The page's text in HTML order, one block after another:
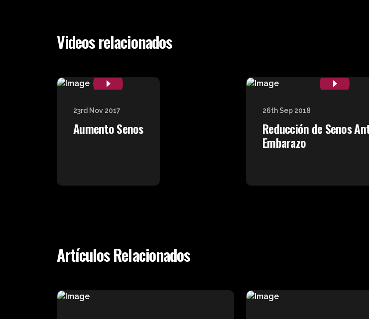
Videos relacionados
23rd Nov 2017
Aumento Senos
26th Sep 2018
Reducción de Senos
Embarazo
Artículos Relacionados